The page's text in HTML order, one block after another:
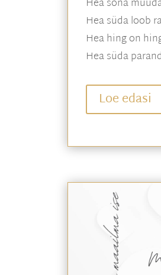
Hea süda loob
Hea hing on
Hea süda
Loe edasi